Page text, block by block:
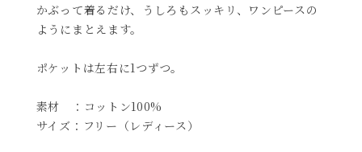
かぶって着るだけ、うしろもスッキリ、ワンピースの
ようにまとえます。
ポケットは左右に1つずつ。
素材 ：コットン100%
サイズ：フリー（レディース）